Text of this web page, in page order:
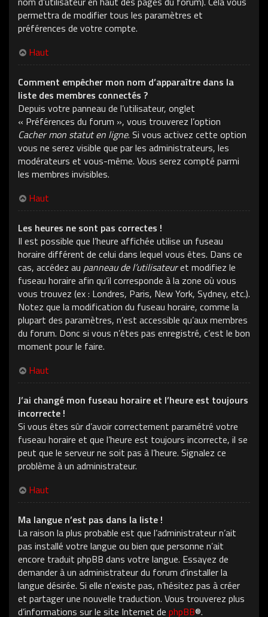
permettra de modifier tous les paramètres et
préférences de votre compte.
Haut
Comment empêcher mon nom d’apparaître dans la
liste des membres connectés ?
Depuis votre panneau de l’utilisateur, onglet
« Préférences du forum », vous trouverez l’option
Cacher mon statut en ligne. Si vous activez cette option
vous ne serez visible que par les administrateurs, les
modérateurs et vous-même. Vous serez compté parmi
les membres invisibles.
Haut
Les heures ne sont pas correctes !
Il est possible que l’heure affichée utilise un fuseau
horaire différent de celui dans lequel vous êtes. Dans ce
cas, accédez au panneau de l’utilisateuret modifiez le
fuseau horaire afin qu’il corresponde à la zone où vous
vous trouvez (ex : Londres, Paris, New York, Sydney, etc.).
Notez que la modification du fuseau horaire, comme la
plupart des paramètres, n’est accessible qu’aux membres
du forum. Donc si vous n’êtes pas enregistré, c’est le bon
moment pour le faire.
Haut
J’ai changé mon fuseau horaire et l’heure est toujours
incorrecte !
Si vous êtes sûr d’avoir correctement paramétré votre
fuseau horaire et que l’heure est toujours incorrecte, il se
peut que le serveur ne soit pas à l’heure. Signalez ce
problème à un administrateur.
Haut
Ma langue n’est pas dans la liste !
La raison la plus probable est que l’administrateur n’ait
pas installé votre langue ou bien que personne n’ait
encore traduit phpBB dans votre langue. Essayez de
demander à un administrateur du forum d’installer la
langue désirée. Si elle n’existe pas, n’hésitez pas à créer
et partager une nouvelle traduction. Vous trouverez plus
d’informations sur le site Internet de phpBB®.